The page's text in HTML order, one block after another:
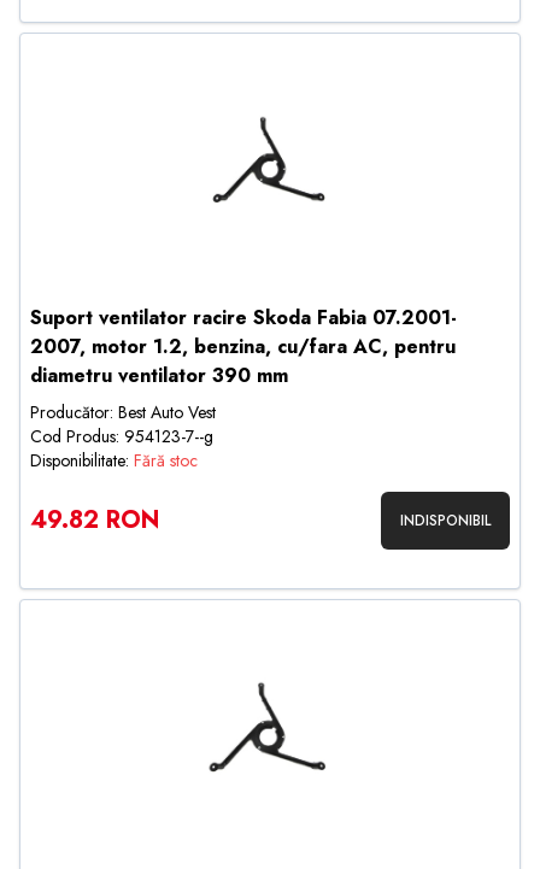
Suport ventilator racire Skoda Fabia 07.2001-
2007, motor 1.2, benzina, cu/fara AC, pentru
diametru ventilator 390 mm
Producător: Best Auto Vest
Cod Produs: 954123-7--g
Disponibilitate: Fără stoc
49.82 RON INDISPONIBIL